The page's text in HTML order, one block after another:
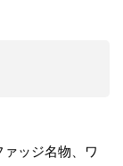
ッジ名物、ワ